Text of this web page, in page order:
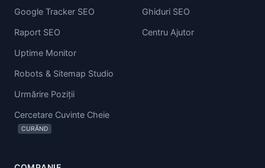
Google Tracker SEO
Raport SEO
Uptime Monitor
Robots & Sitemap Studio
Urmărire Poziții
Cercetare Cuvinte Cheie
CURÂND
Ghiduri SEO
Centru Ajutor